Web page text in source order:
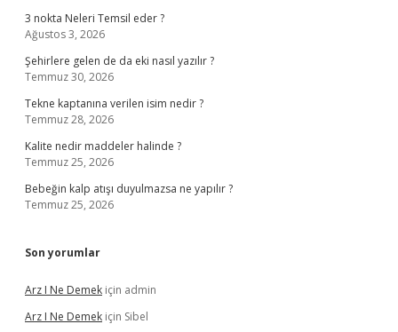
3 nokta Neleri Temsil eder ?
Ağustos 3, 2026
Şehirlere gelen de da eki nasıl yazılır ?
Temmuz 30, 2026
Tekne kaptanına verilen isim nedir ?
Temmuz 28, 2026
Kalite nedir maddeler halinde ?
Temmuz 25, 2026
Bebeğin kalp atışı duyulmazsa ne yapılır ?
Temmuz 25, 2026
Son yorumlar
Arz I Ne Demek için admin
Arz I Ne Demek için Sibel